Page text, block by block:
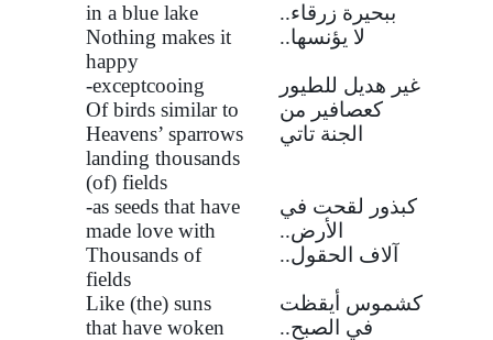
in a blue lake
ببحيرة زرقاء..
Nothing makes it
happy
لا يؤنسها..
-exceptcooing
غير هديل للطيور
Of birds similar to
Heavens’ sparrows
landing thousands
(of) fields
كعصافير من
الجنة تاتي
-as seeds that have
made love with
كبذور لقحت في
الأرض..
Thousands of
fields
آلاف الحقول..
Like (the) suns
that have woken
كشموس أيقظت
في الصبح..